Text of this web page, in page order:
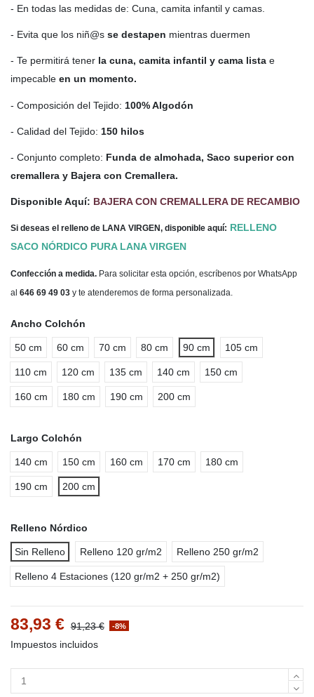
- En todas las medidas de: Cuna, camita infantil y camas.
- Evita que los niñ@s se destapen mientras duermen
- Te permitirá tener la cuna, camita infantil y cama lista e
impecable en un momento.
- Composición del Tejido: 100% Algodón
- Calidad del Tejido: 150 hilos
- Conjunto completo: Funda de almohada, Saco superior con
cremallera y Bajera con Cremallera.
Disponible Aquí: BAJERA CON CREMALLERA DE RECAMBIO
Si deseas el relleno de LANA VIRGEN, disponible aquí: RELLENO
SACO NÓRDICO PURA LANA VIRGEN
Confección a medida. Para solicitar esta opción, escríbenos por WhatsApp
al 646 69 49 03 y te atenderemos de forma personalizada.
Ancho Colchón
50 cm 60 cm 70 cm 80 cm 90 cm 105 cm
110 cm 120 cm 135 cm 140 cm 150 cm
160 cm 180 cm 190 cm 200 cm
Largo Colchón
140 cm 150 cm 160 cm 170 cm 180 cm
190 cm 200 cm
Relleno Nórdico
Sin Relleno Relleno 120 gr/m2 Relleno 250 gr/m2
Relleno 4 Estaciones (120 gr/m2 + 250 gr/m2)
83,93 € 91,23 € -8%
Impuestos incluidos